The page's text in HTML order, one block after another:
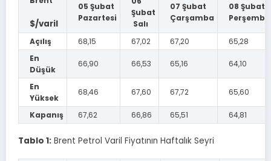
$/varil
05 Şubat
Pazartesi
Şubat
Salı
07 Şubat
Çarşamba
08 Şubat
Perşembe
Açılış 68,15 67,02 67,20
65,28
En
Düşük
66,90 66,53 65,16 64,10
En
Yüksek
68,46 67,60 67,72 65,60
Kapanış 67,62 66,86 65,51 64,81
Tablo 1: Brent Petrol Varil Fiyatının Haftalık Seyri